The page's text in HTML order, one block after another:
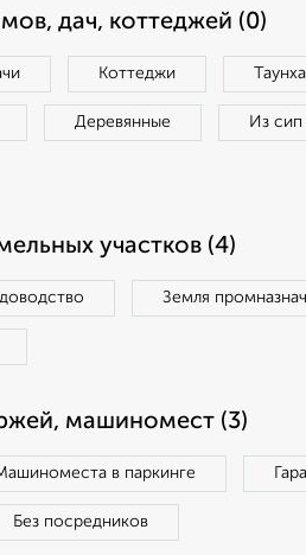
дач, коттеджей (0)
Коттеджи
Деревянные Из сип
участков (4)
Земля
машиномест (3)
в паркинге
Без посредников